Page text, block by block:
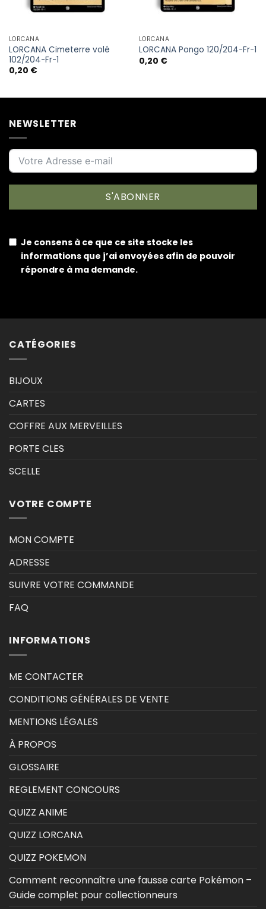
LORCANA
LORCANA Cimeterre volé
102/204-Fr-1
0,20 €
LORCANA
LORCANA Pongo 120/204-Fr-1
0,20 €
NEWSLETTER
S'ABONNER
Je consens à ce que ce site stocke les
informations que j’ai envoyées afin de pouvoir
répondre à ma demande.
CATÉGORIES
BIJOUX
CARTES
COFFRE AUX MERVEILLES
PORTE CLES
SCELLE
VOTRE COMPTE
MON COMPTE
ADRESSE
SUIVRE VOTRE COMMANDE
FAQ
INFORMATIONS
ME CONTACTER
CONDITIONS GÉNÉRALES DE VENTE
MENTIONS LÉGALES
À PROPOS
GLOSSAIRE
REGLEMENT CONCOURS
QUIZZ ANIME
QUIZZ LORCANA
QUIZZ POKEMON
Comment reconnaître une fausse carte Pokémon –
Guide complet pour collectionneurs